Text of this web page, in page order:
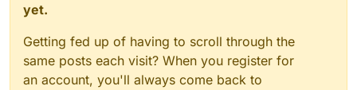
yet.
Getting fed up of having to scroll through the
same posts each visit? When you register for
an account, you'll always come back to